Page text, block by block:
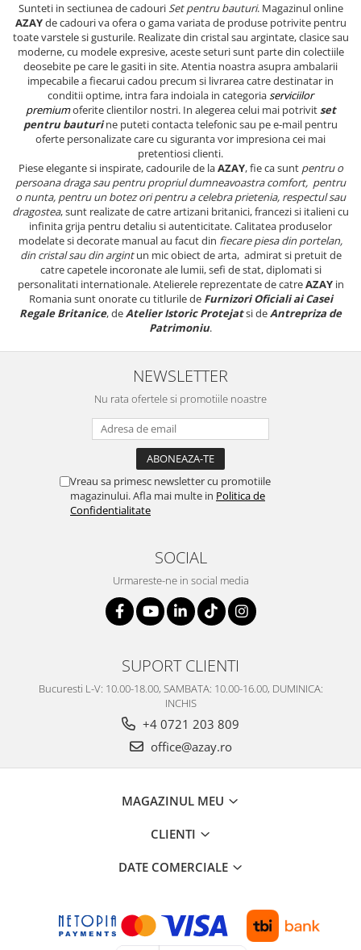
Renaissance Grey
Royal White
CHIQUE STRIPES GALBEN
CHIQUE GALBEN
Sunteti in sectiunea de cadouriSet pentru bauturi. Magazinul online
AZAYde cadouri va ofera o gama variata de produse potrivite pentru
toate varstele si gusturile. Realizate din cristal sau argintate, clasice sau
moderne, cu modele expresive, aceste seturi sunt parte din colectiile
deosebite pe care le gasiti in site. Atentia noastra asupra ambalarii
impecabile a fiecarui cadou precum si livrarea catre destinatar in
conditii optime, intra fara indoiala in categoriaserviciilor
premiumoferite clientilor nostri. In alegerea celui mai potrivitset
pentru bauturine puteti contacta telefonic sau pe e-mail pentru
oferte personalizate care cu siguranta vor impresiona cei mai
pretentiosi clienti.
Piese elegante si inspirate, cadourile de laAZAY, fie ca sunt pentru o
persoana draga sau pentru propriul dumneavoastra comfort, pentru
o nunta, pentru un botez ori pentru a celebra prietenia, respectul sau
dragostea, sunt realizate de catre artizani britanici, francezi si italieni cu
infinita grija pentru detaliu si autenticitate. Calitatea produselor
modelate si decorate manual au facut din fiecare piesa din portelan,
din cristal sau din argintun mic obiect de arta, admirat si pretuit de
catre capetele incoronate ale lumii, sefi de stat, diplomati si
personalitati internationale. Atelierele reprezentate de catreAZAYin
Romania sunt onorate cu titlurile de Furnizori Oficiali ai Casei
Regale Britanice, deAtelier Istoric Protejatsi deAntrepriza de
Patrimoniu.
NEWSLETTER
Nu rata ofertele si promotiile noastre
Vreau sa primesc newsletter cu promotiile
magazinului. Afla mai multe in Politica de
Confidentialitate
SOCIAL
Urmareste-ne in social media
SUPORT CLIENTI
Bucuresti L-V: 10.00-18.00, SAMBATA: 10.00-16.00, DUMINICA:
INCHIS
+4 0721 203 809
office@azay.ro
MAGAZINUL MEU
CLIENTI
DATE COMERCIALE